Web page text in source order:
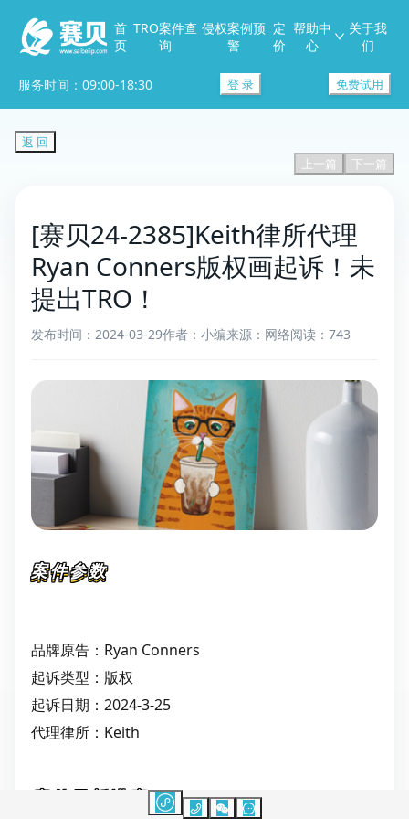
首
页
TRO案件查
询
侵权案例预
警
定
价
帮助中
心
关于我
们
服务时间：09:00-18:30 登 录 免费试用
返 回
上一篇
下一篇
[赛贝24-2385]Keith律所代理
Ryan Conners版权画起诉！未
提出TRO！
发布时间：2024-03-29作者：小编来源：网络阅读：743
案件参数
品牌原告：Ryan Conners
起诉类型：版权
起诉日期：2024-3-25
代理律所：Keith
案件最新进度